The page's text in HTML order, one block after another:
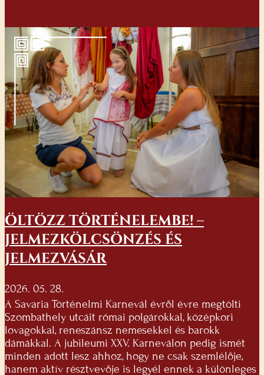
ÖLTÖZZ TÖRTÉNELEMBE! –
JELMEZKÖLCSÖNZÉS ÉS
JELMEZVÁSÁR
2026. 05. 28.
A Savaria Történelmi Karnevál évről évre megtölti
Szombathely utcáit római polgárokkal, középkori
lovagokkal, reneszánsz nemesekkel és barokk
dámákkal. A jubileumi XXV. Karneválon pedig ismét
minden adott lesz ahhoz, hogy ne csak szemlélője,
hanem aktív résztvevője is legyél ennek a különleges